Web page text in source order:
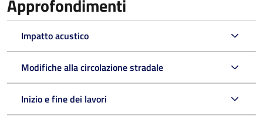
Approfondimenti
Impatto acustico
Modifiche alla circolazione stradale
Inizio e fine dei lavori